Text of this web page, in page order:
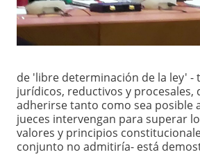
de 'libre determinación de la ley'
jurídicos, reductivos y
adherirse tanto como sea posible
jueces intervengan para superar
valores y principios
conjunto no admitiría- está